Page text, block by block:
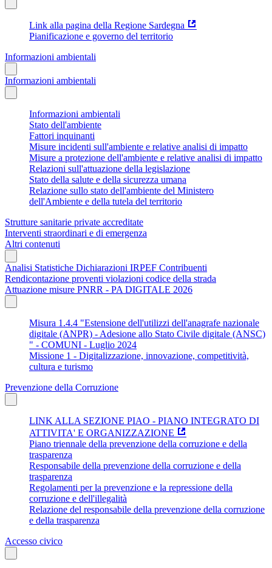
Link alla pagina della Regione Sardegna
Pianificazione e governo del territorio
Informazioni ambientali
Informazioni ambientali
Informazioni ambientali
Stato dell'ambiente
Fattori inquinanti
Misure incidenti sull'ambiente e relative analisi di impatto
Misure a protezione dell'ambiente e relative analisi di impatto
Relazioni sull'attuazione della legislazione
Stato della salute e della sicurezza umana
Relazione sullo stato dell'ambiente del Ministero
dell'Ambiente e della tutela del territorio
Strutture sanitarie private accreditate
Interventi straordinari e di emergenza
Altri contenuti
Analisi Statistiche Dichiarazioni IRPEF Contribuenti
Rendicontazione proventi violazioni codice della strada
Attuazione misure PNRR - PA DIGITALE 2026
Misura 1.4.4 "Estensione dell'utilizzi dell'anagrafe nazionale
digitale (ANPR) - Adesione allo Stato Civile digitale (ANSC)
" - COMUNI - Luglio 2024
Missione 1 - Digitalizzazione, innovazione, competitività,
cultura e turismo
Prevenzione della Corruzione
LINK ALLA SEZIONE PIAO - PIANO INTEGRATO DI
ATTIVITA' E ORGANIZZAZIONE
Piano triennale della prevenzione della corruzione e della
trasparenza
Responsabile della prevenzione della corruzione e della
trasparenza
Regolamenti per la prevenzione e la repressione della
corruzione e dell'illegalità
Relazione del responsabile della prevenzione della corruzione
e della trasparenza
Accesso civico